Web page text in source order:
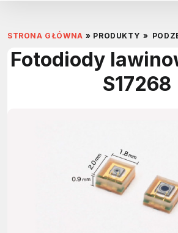
STRONA GŁÓWNA » PRODUKTY »
Fotodiody
S17268